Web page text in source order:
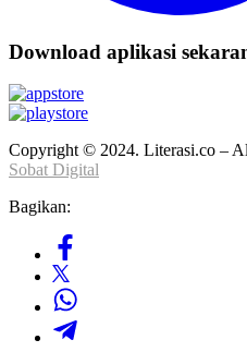
Download aplikasi
Copyright © 2024. Literasi.co –
Sobat Digital
Bagikan: